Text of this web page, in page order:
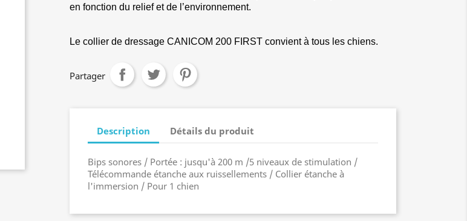
en fonction du relief et de l’environnement.
Le collier de dressage CANICOM 200 FIRST convient à tous les chiens.
Partager
Description Détails du produit
Bips sonores / Portée : jusqu'à 200 m /5 niveaux de stimulation /
Télécommande étanche aux ruissellements / Collier étanche à
l'immersion / Pour 1 chien